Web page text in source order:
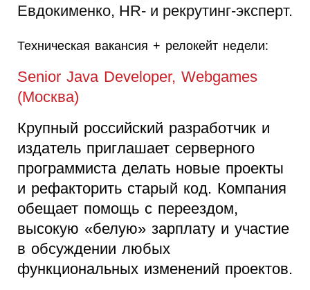
Евдокименко, HR- и рекрутинг-эксперт.
Техническая вакансия + релокейт недели:
Senior Java Developer, Webgames
(Москва)
Крупный российский разработчик и
издатель приглашает серверного
программиста делать новые проекты
и рефакторить старый код. Компания
обещает помощь с переездом,
высокую «белую» зарплату и участие
в обсуждении любых
функциональных изменений проектов.